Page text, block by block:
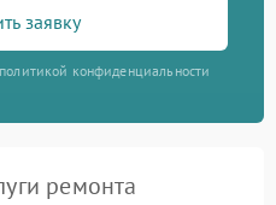
заявку
конфиденциальности
ремонта